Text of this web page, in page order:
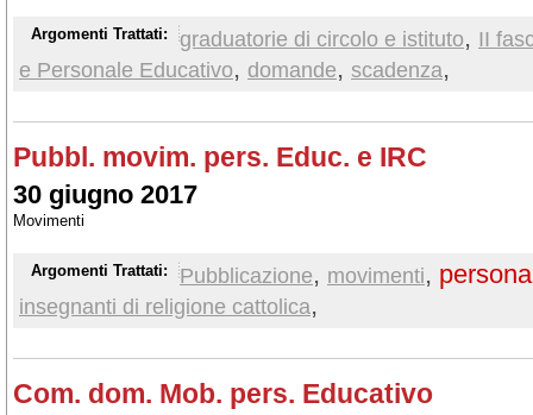
Argomenti Trattati: graduatorie di circolo e istituto, II
e Personale Educativo, domande, scadenza,
Pubbl. movim. pers. Educ. e IRC
30 giugno 2017
Movimenti
Argomenti Trattati: Pubblicazione, movimenti,
insegnanti di religione cattolica,
Com. dom. Mob. pers. Educativo